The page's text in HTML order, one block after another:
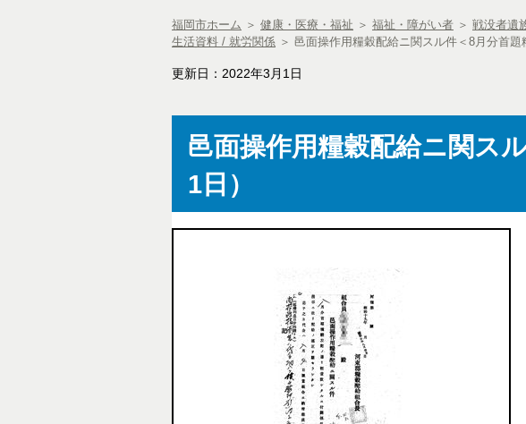
福岡市ホーム ＞ 健康・医療・福祉 ＞ 福祉・障がい者 ＞ 戦没者遺
生活資料 / 就労関係 ＞ 邑面操作用糧穀配給ニ関スル件＜8月分首題
更新日：2022年3月1日
邑面操作用糧穀配給ニ関ス
1日）